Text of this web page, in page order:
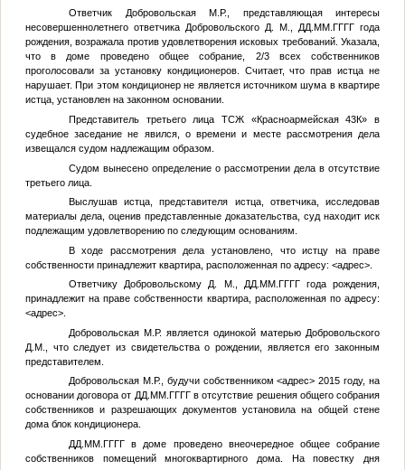
Ответчик
Добровольская М.Р. , представляющая интересы
несовершеннолетнего ответчика Добровольского Д. М. ДД.ММ.ГГГГ года
рождения, возражала против удовлетворения исковых требований. Указала,
что в доме проведено общее собрание, 2/3 всех собственников
проголосовали за установку кондиционеров. Считает, что прав истца не
нарушает. При этом кондиционер не является источником шума в квартире
истца, установлен на законном основании.
Представитель третьего лица ТСЖ «Красноармейская 43К» в
судебное заседание не явился, о времени и месте рассмотрения дела
извещался судом надлежащим образом.
Судом вынесено определение о рассмотрении дела в отсутствие
третьего лица.
Выслушав истца, представителя истца, ответчика, исследовав
материалы дела, оценив представленные доказательства, суд находит иск
подлежащим удовлетворению по следующим основаниям.
В ходе рассмотрения дела установлено, что истцу на праве
собственности принадлежит квартира, расположенная по адресу: <адрес>.
Ответчику Добровольскому Д. М. ДД.ММ.ГГГГгода рождения,
принадлежит на праве собственности квартира, расположенная по адресу:
<адрес>.
Добровольская М.Р. является одинокой матерью Добровольского
Д.М.
, что следует из свидетельства о рождении, является его законным
представителем.
Добровольская М.Р., будучи собственником<адрес> 2015 году, на
основании договора от ДД.ММ.ГГГГв отсутствие решения общего собрания
собственников и разрешающих документов установила на общей стене
дома блок кондиционера.
ДД.ММ.ГГГГв доме проведено внеочередное общее собрание
собственников помещений многоквартирного дома. На повестку дня